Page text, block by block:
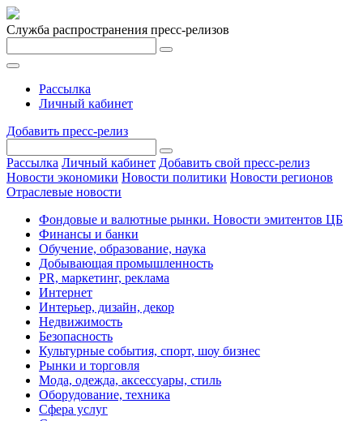
Служба распространения пресс-релизов
Рассылка
Личный кабинет
Добавить пресс-релиз
Рассылка Личный кабинет Добавить свой пресс-релиз
Новости экономики Новости политики Новости регионов
Отраслевые новости
Фондовые и валютные рынки. Новости эмитентов ЦБ
Финансы и банки
Обучение, образование, наука
Добывающая промышленность
PR, маркетинг, реклама
Интернет
Интерьер, дизайн, декор
Недвижимость
Безопасность
Культурные события, спорт, шоу бизнес
Рынки и торговля
Мода, одежда, аксессуары, стиль
Оборудование, техника
Сфера услуг